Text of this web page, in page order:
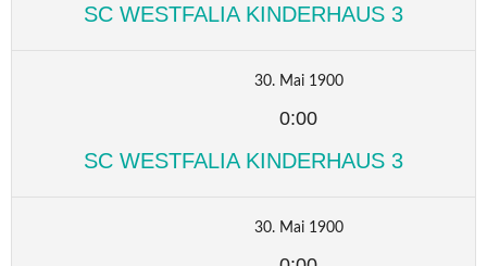
SC WESTFALIA KINDERHAUS 3
30. Mai 1900
0:00
SC WESTFALIA KINDERHAUS 3
30. Mai 1900